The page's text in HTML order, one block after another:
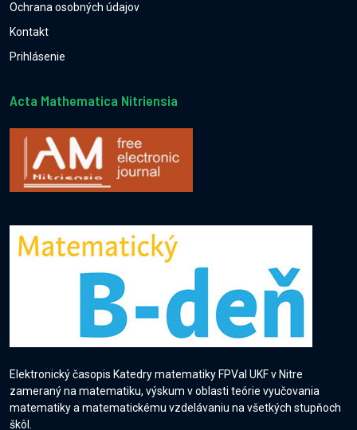
Ochrana osobných údajov
Kontakt
Prihlásenie
Acta Mathematica Nitriensia
Elektronický časopis Katedry matematiky FPVaI UKF v Nitre
zameraný na matematiku, výskum v oblasti teórie vyučovania
matematiky a matematickému vzdelávaniu na všetkých stupňoch
škôl.